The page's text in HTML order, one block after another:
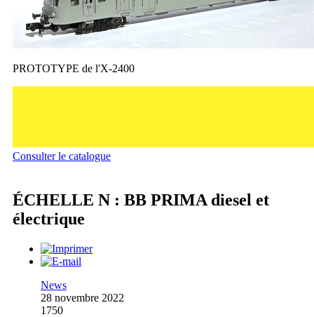
PROTOTYPE de l'X-2400
Consulter le catalogue
ÉCHELLE N : BB PRIMA diesel et
électrique
News
28 novembre 2022
1750